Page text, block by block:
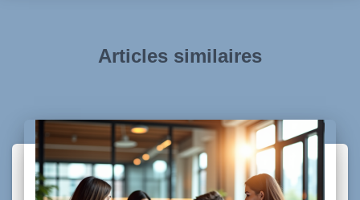
Articles similaires